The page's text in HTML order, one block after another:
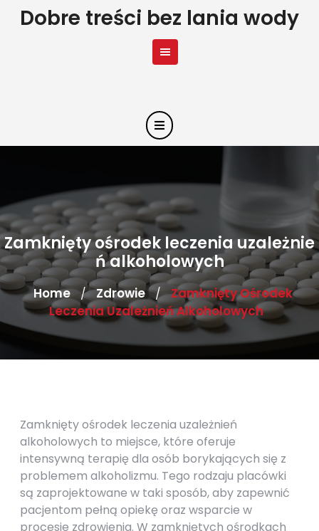
SkipDobre treści bez lania wody
Zamknięty ośrodek leczenia uzależnie
ń alkoholowych
Home / Zdrowie / Zamknięty Ośrodek
Leczenia Uzależnień Alkoholowych
Zamknięty ośrodek leczenia uzależnień
alkoholowych to miejsce, które oferuje
intensywną terapię dla osób borykających się z
problemem alkoholizmu. Tego rodzaju placówki
są zaprojektowane w taki sposób, aby zapewnić
pacjentom pełną opiekę oraz wsparcie w
procesie zdrowienia. W zamkniętych ośrodkach